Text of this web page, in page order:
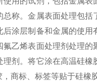
称。金属表面处理包
涂层制备和金属的使
乙烯表面处理剂处理
剂。将它涂在高温硅
商标、标签等贴于硅橡